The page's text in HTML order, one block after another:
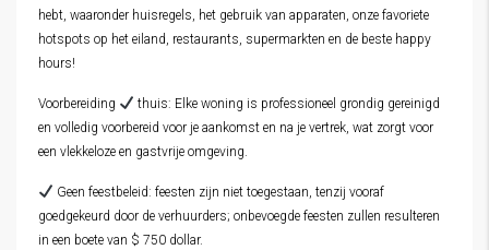
hebt, waaronder huisregels, het gebruik van apparaten, onze favoriete
hotspots op het eiland, restaurants, supermarkten en de beste happy
hours!
Voorbereiding
thuis: Elke woning is professioneel grondig gereinigd
en volledig voorbereid voor je aankomst en na je vertrek, wat zorgt voor
een vlekkeloze en gastvrije omgeving.
Geen feestbeleid: feesten zijn niet toegestaan, tenzij vooraf
goedgekeurd door de verhuurders; onbevoegde feesten zullen resulteren
in een boete van $ 750 dollar.